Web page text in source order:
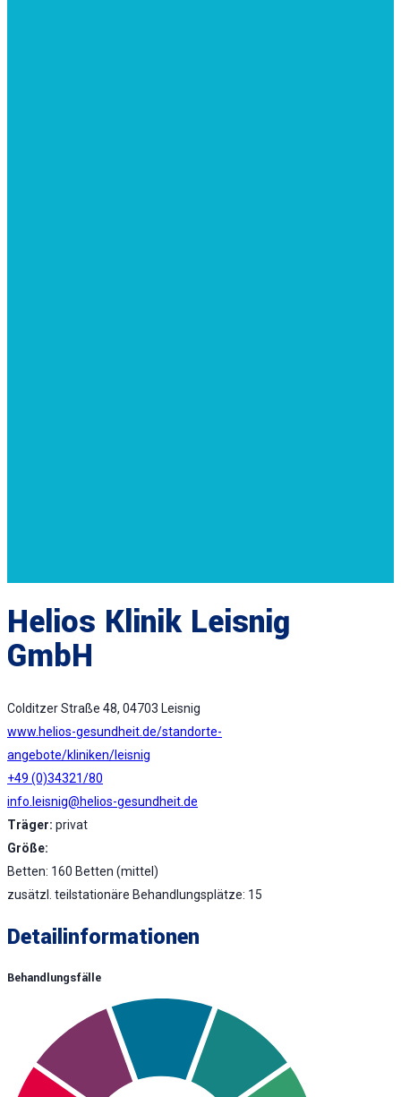
Helios Klinik Leisnig
GmbH
Colditzer Straße 48, 04703 Leisnig
www.helios-gesundheit.de/standorte-
angebote/kliniken/leisnig
+49 (0)34321/80
info.leisnig@helios-gesundheit.de
Träger: privat
Größe:
Betten: 160 Betten (mittel)
zusätzl. teilstationäre Behandlungsplätze: 15
Detailinformationen
Behandlungsfälle